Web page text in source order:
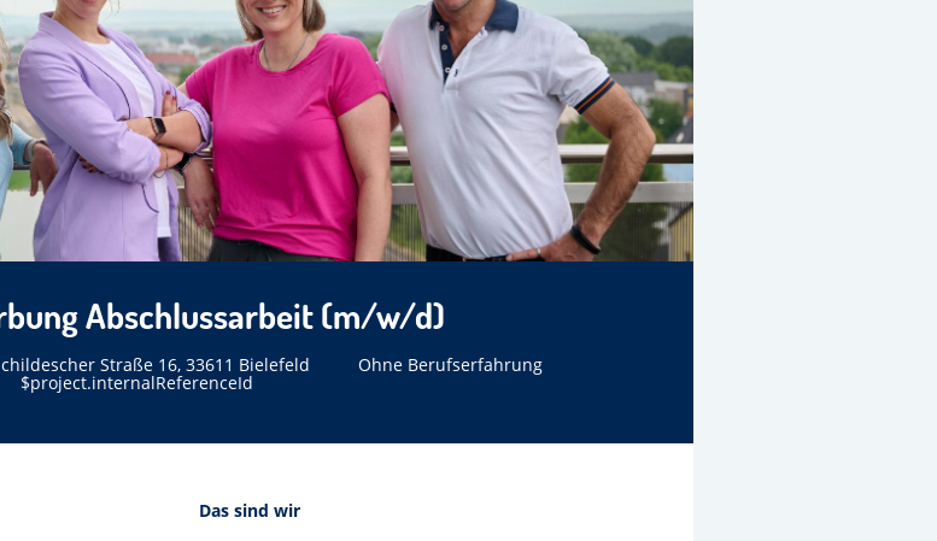
Abschlussarbeit (m/w/d)
Straße 16, 33611 Bielefeld Ohne Berufserfahrung
$project.internalReferenceId
Das sind wir